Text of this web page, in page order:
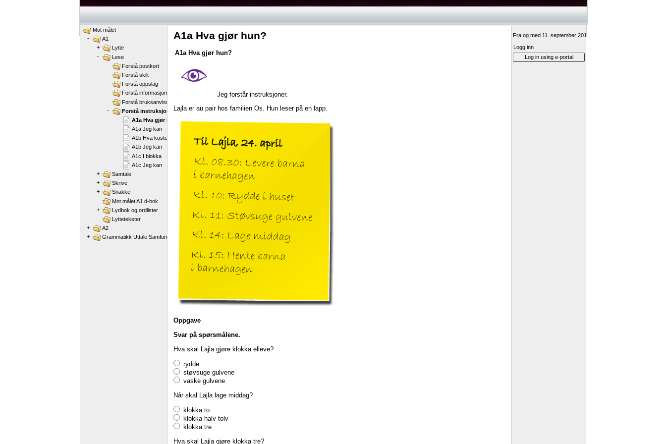
A1a Hva gjør hun?
A1a Hva gjør hun?
Jeg forstår instruksjoner.
Lajla er au pair hos familien Os. Hun leser på en lapp.
Oppgave
Svar på spørsmålene.
Hva skal Lajla gjøre klokka elleve?
rydde
støvsuge gulvene
vaske gulvene
Når skal Lajla lage middag?
klokka to
klokka halv tolv
klokka tre
Hva skal Lajla gjøre klokka tre?
Mot målet
-
A1
+
Lytte
-
Lese
Forstå postkort
Forstå skilt
Forstå oppslag
Forstå informasjonstekster
Forstå bruksanvisninger
-
Forstå instruksjoner
A1a Hva gjør hun?
A1a Jeg kan
A1b Hva koster billetten?
A1b Jeg kan
A1c I blokka
A1c Jeg kan
+
Samtale
+
Skrive
+
Snakke
Mot målet A1 d-bok
+
Lydbok og ordlister
Lyttetekster
+
A2
+
Grammatikk Uttale Samfunnskunnskap
Fra og med 11. september 2017 vil innlogging til Min vei-
Logg inn
Log in using e-portal